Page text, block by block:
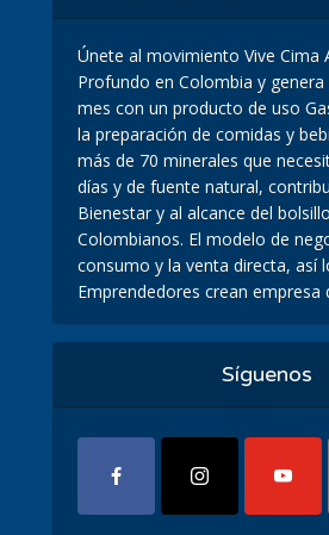
Únete al movimiento Vive Cima
Profundo en Colombia y
mes con un producto de uso
la preparación de comidas y
más de 70 minerales que
días y de fuente natural,
Bienestar y al alcance del
Colombianos. El modelo de
consumo y la venta directa, así
Emprendedores crean empresa
Síguenos